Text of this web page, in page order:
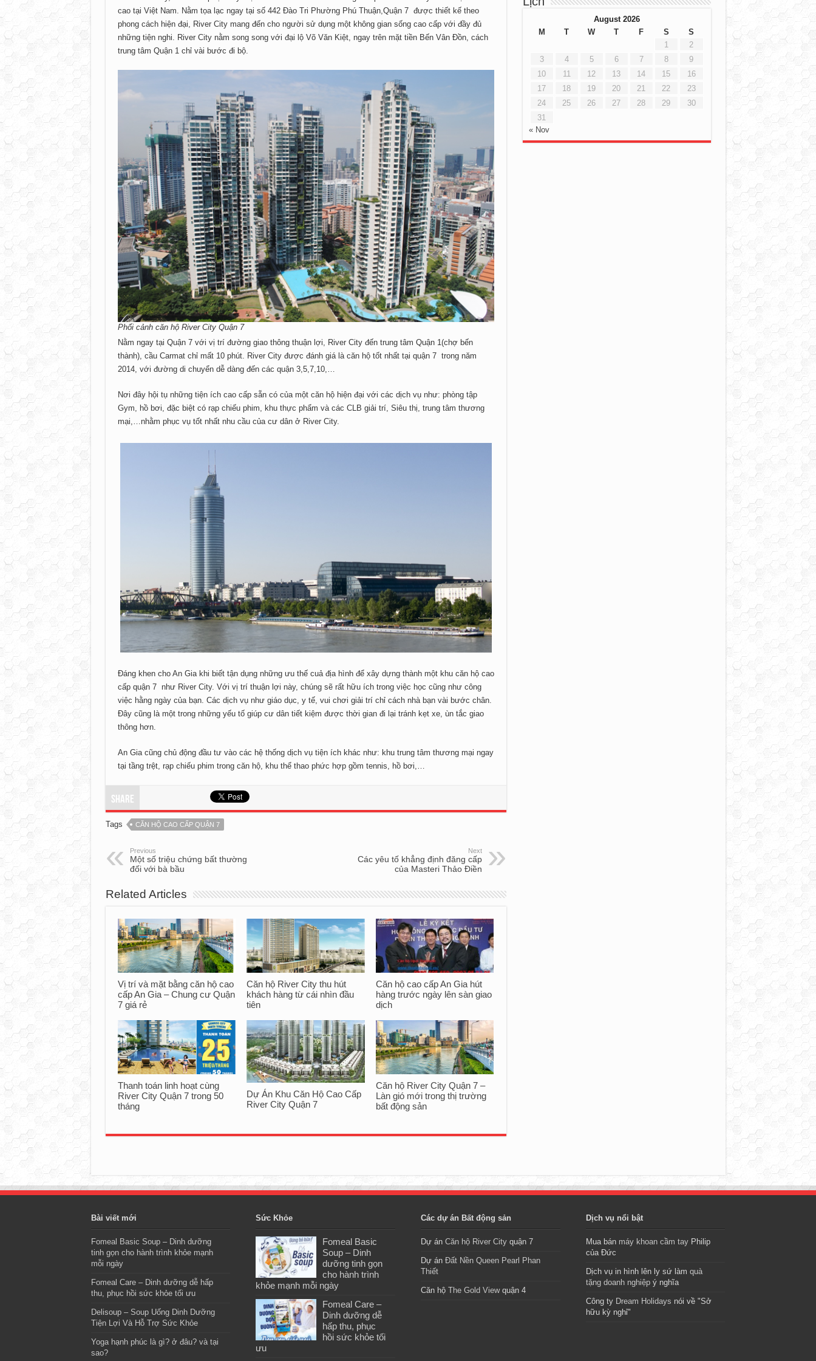
cao tại Việt Nam. Nằm tọa lạc ngay tại số 442 Đào Tri Phường Phú Thuận,Quận 7 được thiết kế theo
phong cách hiện đại, River City mang đến cho người sử dụng một không gian sống cao cấp với đầy đủ
những tiện nghi. River City nằm song song với đại lộ Võ Văn Kiệt, ngay trên mặt tiền Bến Vân Đồn, cách
trung tâm Quận 1 chỉ vài bước đi bộ.
Phối cảnh căn hộ River City Quận 7
Nằm ngay tại Quận 7 với vị trí đường giao thông thuận lợi, River City đến trung tâm Quận 1(chợ bến
thành), cầu Carmat chỉ mất 10 phút. River City được đánh giá là căn hộ tốt nhất tại quận 7 trong năm
2014, với đường di chuyển dễ dàng đến các quận 3,5,7,10,…
Nơi đây hội tụ những tiện ích cao cấp sẵn có của một căn hộ hiện đại với các dịch vụ như: phòng tập
Gym, hồ bơi, đặc biệt có rạp chiếu phim, khu thực phẩm và các CLB giải trí, Siêu thị, trung tâm thương
mại,…nhằm phục vụ tốt nhất nhu cầu của cư dân ở River City.
Đáng khen cho An Gia khi biết tận dụng những ưu thế cuả địa hình để xây dựng thành một khu căn hộ cao
cấp quận 7 như River City. Với vị trí thuận lợi này, chúng sẽ rất hữu ích trong việc học cũng như công
việc hằng ngày của bạn. Các dịch vụ như giáo dục, y tế, vui chơi giải trí chỉ cách nhà bạn vài bước chân.
Đây cũng là một trong những yếu tố giúp cư dân tiết kiệm được thời gian đi lại tránh kẹt xe, ùn tắc giao
thông hơn.
An Gia cũng chủ động đầu tư vào các hệ thống dịch vụ tiện ích khác như: khu trung tâm thương mại ngay
tại tầng trệt, rạp chiếu phim trong căn hộ, khu thể thao phức hợp gồm tennis, hồ bơi,…
Share
Tags CĂN HỘ CAO CẤP QUẬN 7
Previous
Một số triệu chứng bất thường
đối với bà bầu
Next
Các yêu tố khẳng định đăng cấp
của Masteri Thảo Điền
Related Articles
Vị trí và mặt bằng căn hộ cao
cấp An Gia – Chung cư Quận
7 giá rẻ
Căn hộ River City thu hút
khách hàng từ cái nhìn đầu
tiên
Căn hộ cao cấp An Gia hút
hàng trước ngày lên sàn giao
dịch
Thanh toán linh hoạt cùng
River City Quận 7 trong 50
tháng
Dự Án Khu Căn Hộ Cao Cấp
River City Quận 7
Căn hộ River City Quận 7 –
Làn gió mới trong thị trường
bất động sản
August 2026
M
T W T F S
S
1
2
3
4 5 6 7 8
9
10
11 12 13 14 15
16
17
18 19 20 21 22
23
24
25 26 27 28 29
30
31
« Nov
Bài viết mới
Fomeal Basic Soup – Dinh dưỡng
tinh gọn cho hành trình khỏe mạnh
mỗi ngày
Fomeal Care – Dinh dưỡng dễ hấp
thu, phục hồi sức khỏe tối ưu
Delisoup – Soup Uống Dinh Dưỡng
Tiện Lợi Và Hỗ Trợ Sức Khỏe
Yoga hạnh phúc là gì? ở đâu? và tại
sao?
Sức Khỏe
Fomeal Basic
Soup – Dinh
dưỡng tinh gọn
cho hành trình
khỏe mạnh mỗi ngày
Fomeal Care –
Dinh dưỡng dễ
hấp thu, phục
hồi sức khỏe tối
ưu
Các dự án Bất động sản
Dự án Căn hộ River Cityquận 7
Dự án Đất Nền Queen Pearl Phan
Thiết
Căn hộ The Gold Viewquận 4
Dịch vụ nổi bật
Mua bán máy khoan cầm tayPhilip
của Đức
Dịch vụ in hình lên ly sứ làm quà
tặng doanh nghiệpý nghĩa
Công ty Dream Holidays nói về "Sở
hữu kỳ nghỉ"